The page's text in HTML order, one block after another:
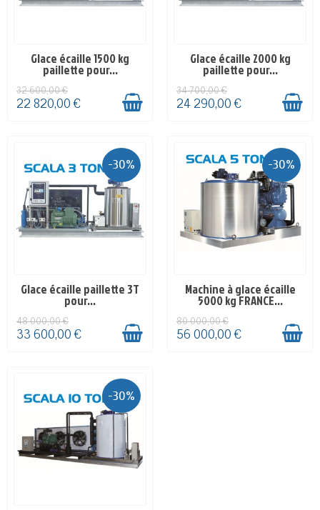
SUR COMMANDE - 4-5
SEMAINES
Glace écaille 1500 kg
paillette pour...
32 600,00 €
22 820,00 €
SUR COMMANDE - 4-5
SEMAINES
Glace écaille 2000 kg
paillette pour...
34 700,00 €
24 290,00 €
-30%
SUR COMMANDE - 4-5
SEMAINES
Glace écaille paillette 3T
pour...
48 000,00 €
33 600,00 €
-30%
SUR COMMANDE - 4-5
SEMAINES
Machine à glace écaille
5000 kg FRANCE...
80 000,00 €
56 000,00 €
-30%